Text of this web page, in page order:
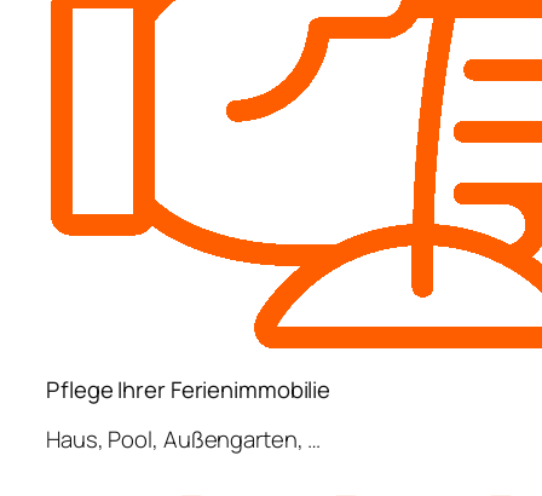
Pflege Ihrer Ferienimmobilie
Haus, Pool, Außengarten, …